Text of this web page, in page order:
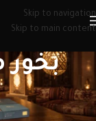
Skip to navigation
Skip to main content
الرئيسية/منتجات تحت